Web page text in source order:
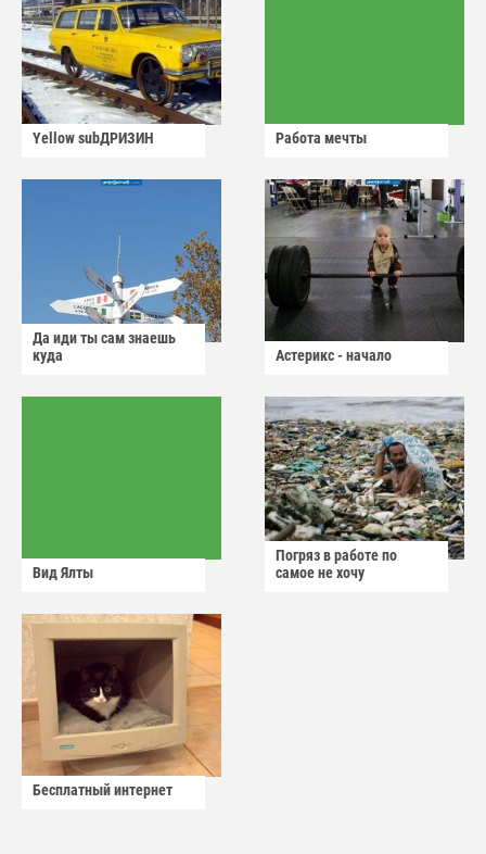
Yellow subДРИЗИН Работа мечты
Да иди ты сам знаешь
куда
Астерикс - начало
Вид Ялты
Погряз в работе по
самое не хочу
Бесплатный интернет